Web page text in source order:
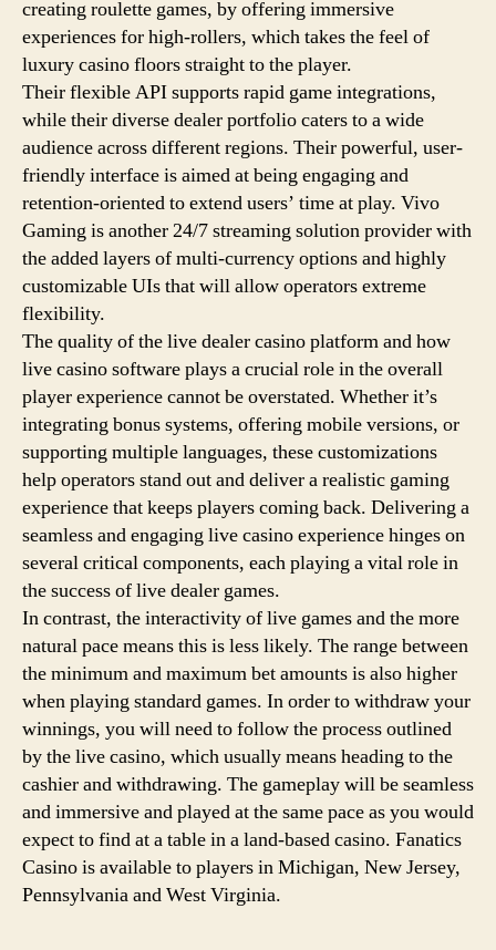
creating roulette games, by offering immersive
experiences for high-rollers, which takes the feel of
luxury casino floors straight to the player.
Their flexible API supports rapid game integrations,
while their diverse dealer portfolio caters to a wide
audience across different regions. Their powerful, user-
friendly interface is aimed at being engaging and
retention-oriented to extend users’ time at play. Vivo
Gaming is another 24/7 streaming solution provider with
the added layers of multi-currency options and highly
customizable UIs that will allow operators extreme
flexibility.
The quality of the live dealer casino platform and how
live casino software plays a crucial role in the overall
player experience cannot be overstated. Whether it’s
integrating bonus systems, offering mobile versions, or
supporting multiple languages, these customizations
help operators stand out and deliver a realistic gaming
experience that keeps players coming back. Delivering a
seamless and engaging live casino experience hinges on
several critical components, each playing a vital role in
the success of live dealer games.
In contrast, the interactivity of live games and the more
natural pace means this is less likely. The range between
the minimum and maximum bet amounts is also higher
when playing standard games. In order to withdraw your
winnings, you will need to follow the process outlined
by the live casino, which usually means heading to the
cashier and withdrawing. The gameplay will be seamless
and immersive and played at the same pace as you would
expect to find at a table in a land-based casino. Fanatics
Casino is available to players in Michigan, New Jersey,
Pennsylvania and West Virginia.